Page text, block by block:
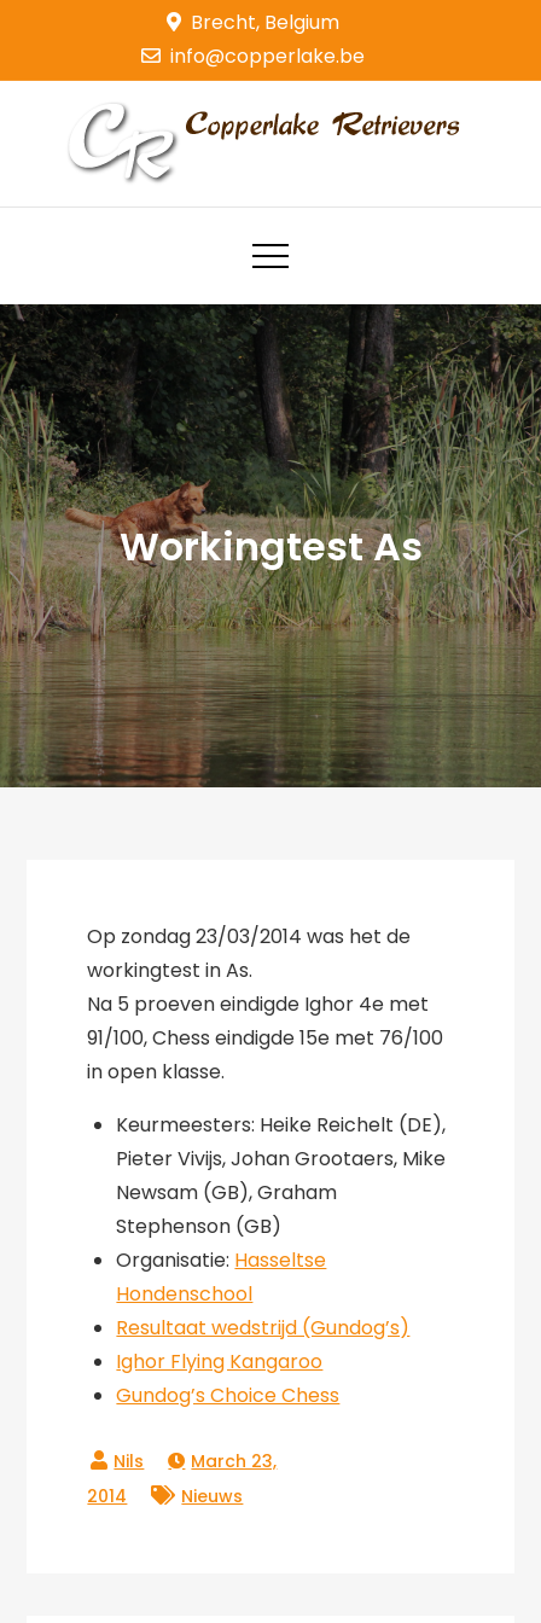
content
Brecht, Belgium
info@copperlake.be
Copperlake Retrievers
Golden Retrievers
Workingtest As
Op zondag 23/03/2014 was het de
workingtest in As.
Na 5 proeven eindigde Ighor 4e met
91/100, Chess eindigde 15e met 76/100
in open klasse.
Keurmeesters: Heike Reichelt (DE),
Pieter Vivijs, Johan Grootaers, Mike
Newsam (GB), Graham
Stephenson (GB)
Organisatie: Hasseltse
Hondenschool
Resultaat wedstrijd (Gundog’s)
Ighor Flying Kangaroo
Gundog’s Choice Chess
March 23,
2014
Nieuws